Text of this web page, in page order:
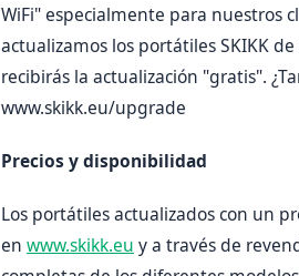
WiFi" especialmente para nuestros
actualizamos los portátiles SKIKK
recibirás la actualización "gratis".
www.skikk.eu/upgrade
Precios y disponibilidad
Los portátiles actualizados con un
en www.skikk.eu y a través de